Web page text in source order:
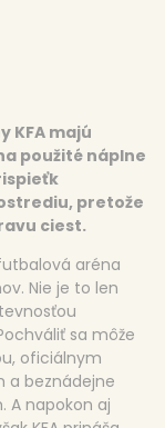
KFA majú
použité náplne
k
pretože
ciest.
aréna
Nie je to len
sa môže
oficiálnym
a beznádejne
A napokon aj